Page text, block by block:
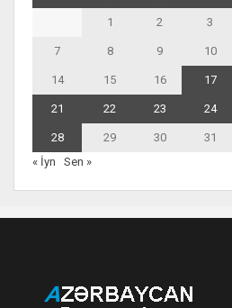
1 2 3
7 8 9 10
14 15 16 17
21 22 23 24
28 29 30
31
« İyn
Sen »